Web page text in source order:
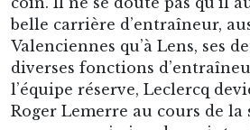
d’exécution, généreux dans
combativité sur le terrain.
l’avant plutôt que de
jouer avec panache. Une
offensive qui s’appuie sur une
expérimentée. Mais c’est